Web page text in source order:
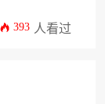
393 人看过